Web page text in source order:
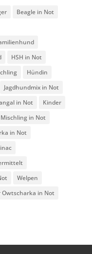
Beagle in Not
HSH in Not
Hündin
Jagdhundmix in Not
in Not
Kinder
Mischling in Not
in Not
Welpen
in Not